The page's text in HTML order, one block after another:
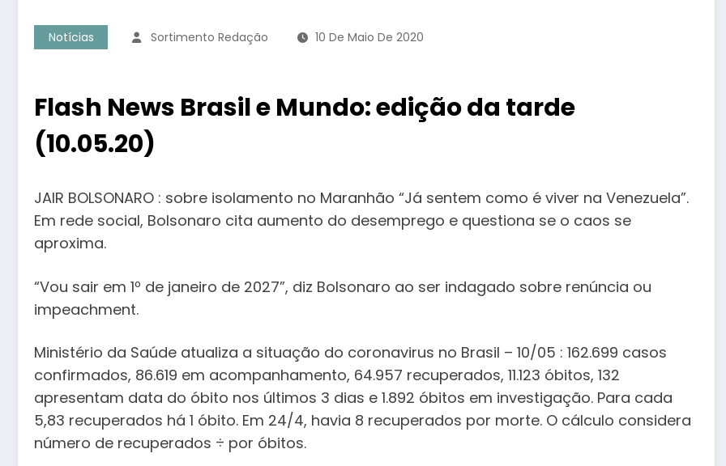
Notícias Sortimento Redação 10 De Maio De 2020
Flash News Brasil e Mundo: edição da tarde
(10.05.20)
JAIR BOLSONARO : sobre isolamento no Maranhão “Já sentem como é viver na Venezuela”.
Em rede social, Bolsonaro cita aumento do desemprego e questiona se o caos se
aproxima.
“Vou sair em 1º de janeiro de 2027”, diz Bolsonaro ao ser indagado sobre renúncia ou
impeachment.
Ministério da Saúde atualiza a situação do coronavirus no Brasil – 10/05 : 162.699 casos
confirmados, 86.619 em acompanhamento, 64.957 recuperados, 11.123 óbitos, 132
apresentam data do óbito nos últimos 3 dias e 1.892 óbitos em investigação. Para cada
5,83 recuperados há 1 óbito. Em 24/4, havia 8 recuperados por morte. O cálculo considera
número de recuperados ÷ por óbitos.